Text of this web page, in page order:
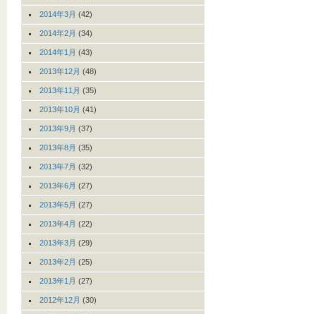
2014年3月 (42)
2014年2月 (34)
2014年1月 (43)
2013年12月 (48)
2013年11月 (35)
2013年10月 (41)
2013年9月 (37)
2013年8月 (35)
2013年7月 (32)
2013年6月 (27)
2013年5月 (27)
2013年4月 (22)
2013年3月 (29)
2013年2月 (25)
2013年1月 (27)
2012年12月 (30)